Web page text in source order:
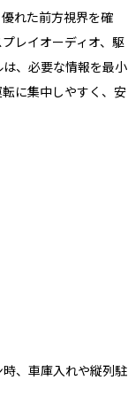
れた前方視界を確
レイオーディオ、駆
、必要な情報を最小
に集中しやすく、安
、車庫入れや縦列駐